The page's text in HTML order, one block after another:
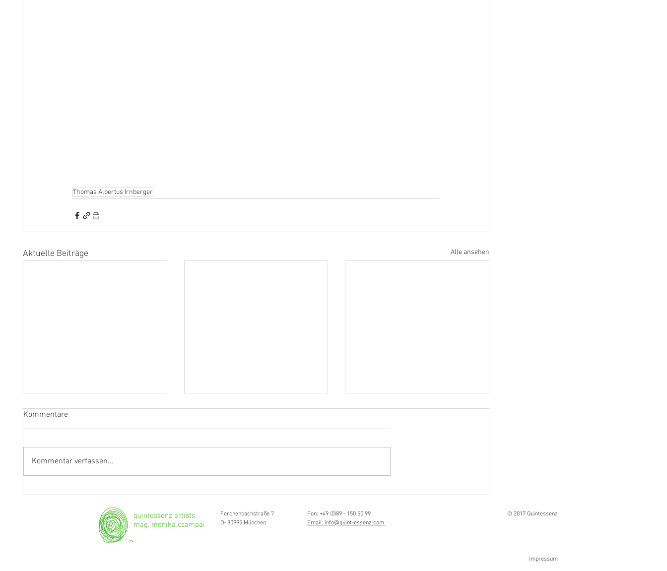
Thomas Albertus Irnberger
Aktuelle Beiträge Alle ansehen
musikalische Grenzgängerin
Kommentare
Kommentar verfassen...
quintessenz artists
mag. monika csampai
Ferchenbachstraße 7
D- 80995 München
Fon: +49 (0)89 - 150 50 99
Email: info@quint-essenz.com
© 2017 Quintessenz
Impressum